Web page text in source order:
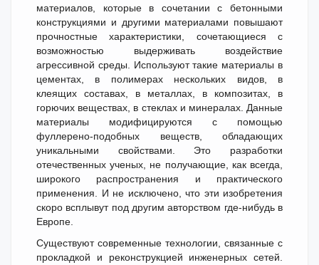
материалов, которые в сочетании с бетонными
конструкциями и другими материалами повышают
прочностные характеристики, сочетающиеся с
возможностью выдерживать воздействие
агрессивной среды. Используют такие материалы в
цементах, в полимерах нескольких видов, в
клеящих составах, в металлах, в композитах, в
горючих веществах, в стеклах и минералах. Данные
материалы модифицируются с помощью
фуллерено-подобных веществ, обладающих
уникальными свойствами. Это разработки
отечественных ученых, не получающие, как всегда,
широкого распространения и практического
применения. И не исключено, что эти изобретения
скоро всплывут под другим авторством где-нибудь в
Европе.
Существуют современные технологии, связанные с
прокладкой и реконструкцией инженерных сетей.